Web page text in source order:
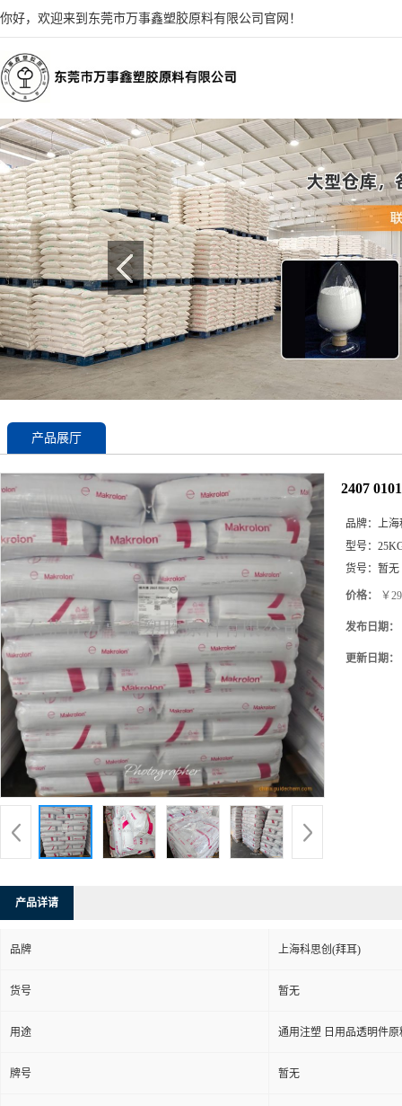
你好，欢迎来到东莞市万事鑫塑胶原料有限公司官网！
产品展厅
2407
品牌：
上
型号：
货号： 暂无
价格： ￥
发布日期：
更新日期：
产品详请
品牌 上海科思创(拜耳)
货号 暂无
用途 通用注塑 日用品透明件原
牌号 暂无